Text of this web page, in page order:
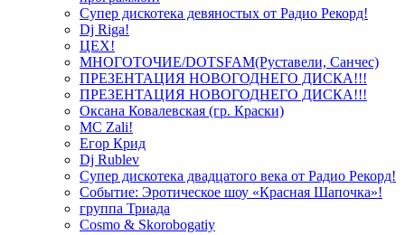
Супер дискотека девяностых от Радио Рекорд!
Dj Riga!
ЦЕХ!
МНОГОТОЧИЕ/DOTSFAM(Руставели, Санчес)
ПРЕЗЕНТАЦИЯ НОВОГОДНЕГО ДИСКА!!!
ПРЕЗЕНТАЦИЯ НОВОГОДНЕГО ДИСКА!!!
Оксана Ковалевская (гр. Краски)
MC Zali!
Егор Крид
Dj Rublev
Супер дискотека двадцатого века от Радио Рекорд!
Событие: Эротическое шоу «Красная Шапочка»!
группа Триада
Cosmo & Skorobogatiy